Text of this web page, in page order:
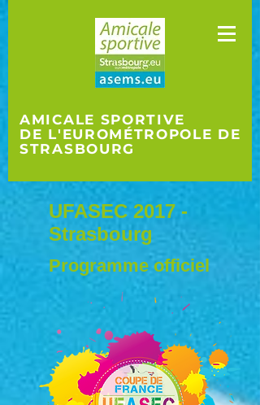
AMICALE SPORTIVE
DE L'EUROMÉTROPOLE DE
STRASBOURG
UFASEC 2017 -
Strasbourg
Programme officiel